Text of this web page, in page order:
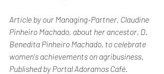
Article by our Managing-Partner, Claudine
Pinheiro Machado, about her ancestor, D.
Benedita Pinheiro Machado, to celebrate
women's achievements on agribusiness.
Published by Portal Adoramos Café.